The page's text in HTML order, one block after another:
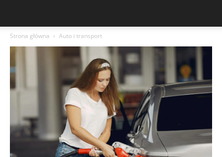
Strona główna Auto i transport